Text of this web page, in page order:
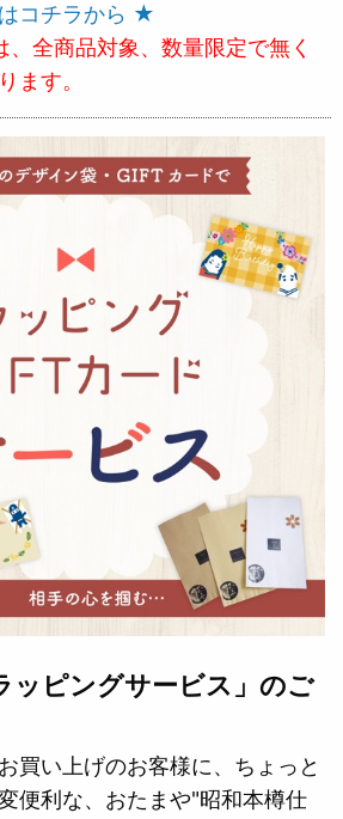
コチラから ★
全商品対象、数量限定で無く
ます。
ッピングサービス」のご
買い上げのお客様に、ちょっと
便利な、おたまや"昭和本樽仕